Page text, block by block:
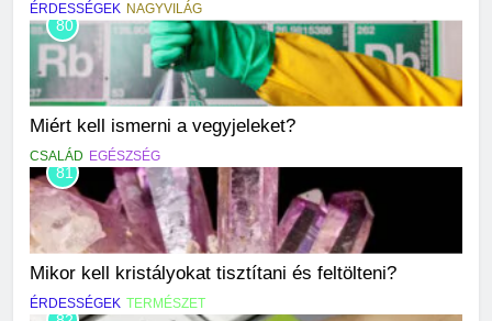
ÉRDESSÉGEK NAGYVILÁG
80
Miért kell ismerni a vegyjeleket?
CSALÁD EGÉSZSÉG
81
Mikor kell kristályokat tisztítani és feltölteni?
ÉRDESSÉGEK TERMÉSZET